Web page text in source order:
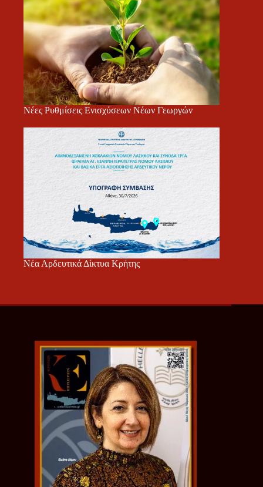
Νέες Ρυθμίσεις Ενισχύσεων Νέων Γεωργών
Νέα Αρδευτικά Δίκτυα Κρήτης